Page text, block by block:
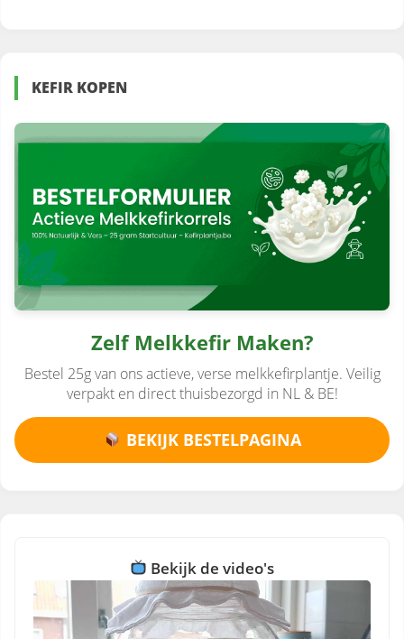
KEFIR KOPEN
Zelf Melkkefir Maken?
Bestel 25g van ons actieve, verse melkkefirplantje. Veilig
verpakt en direct thuisbezorgd in NL & BE!
BEKIJK BESTELPAGINA
Bekijk de video's